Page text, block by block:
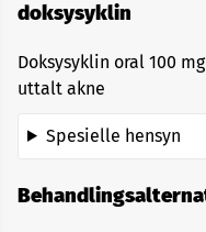
doksysyklin
Doksysyklin oral 100
uttalt akne
Spesielle hensyn